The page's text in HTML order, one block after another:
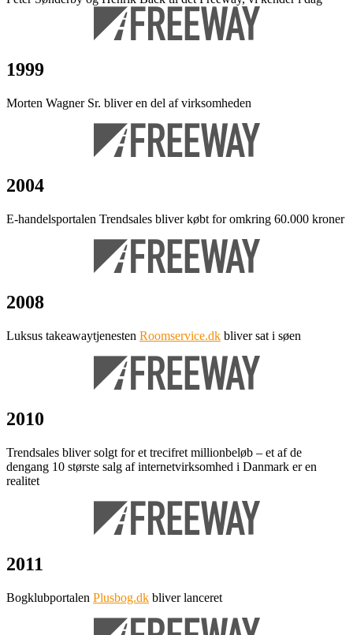
1999
Morten Wagner Sr. bliver en del af virksomheden
2004
E-handelsportalen Trendsales bliver købt for omkring 60.000 kroner
2008
Luksus takeawaytjenesten Roomservice.dk bliver sat i søen
2010
Trendsales bliver solgt for et trecifret millionbeløb – et af de
dengang 10 største salg af internetvirksomhed i Danmark er en
realitet
2011
Bogklubportalen Plusbog.dk bliver lanceret